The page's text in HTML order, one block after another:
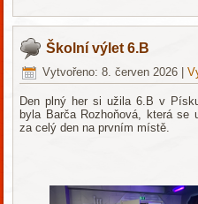
Školní výlet 6.B
Vytvořeno: 8. červen 2026 |
Den plný her si užila 6.B v
byla Barča Rozhoňová, která
za celý den na prvním místě.
Mgr.